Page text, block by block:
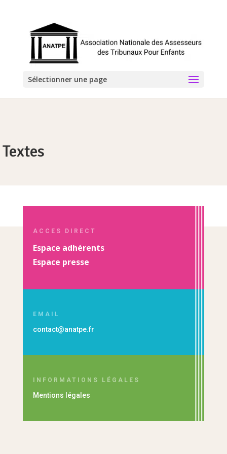
Sélectionner une page
Textes
ACCES DIRECT
Espace adhérents
Espace presse
EMAIL
contact@anatpe.fr
INFORMATIONS LÉGALES
Mentions légales